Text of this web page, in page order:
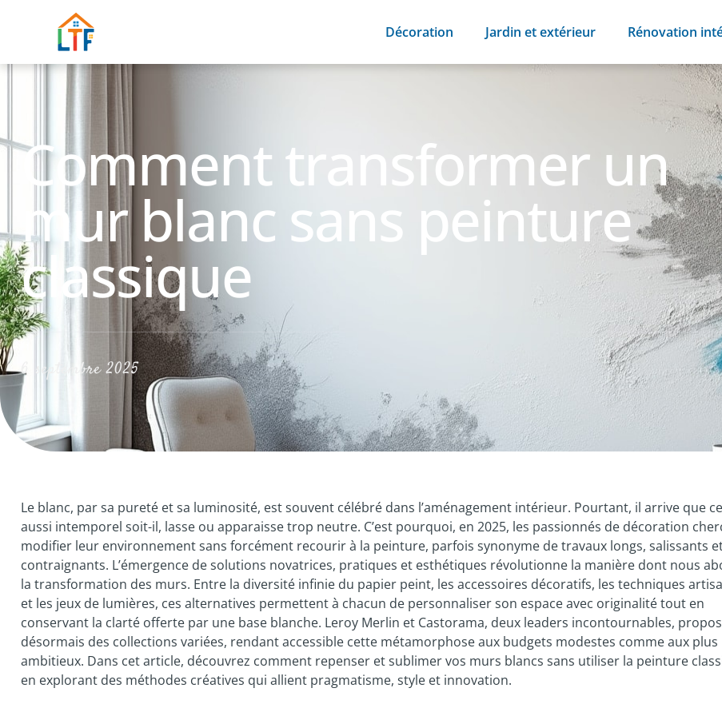
Décoration Jardin et extérieur Rénovation
Comment transformer un
mur blanc sans peinture
classique
6 septembre 2025
Le blanc, par sa pureté et sa luminosité, est souvent célébré dans l’aménagement intérieur. Pourtant, il arrive que
aussi intemporel soit-il, lasse ou apparaisse trop neutre. C’est pourquoi, en 2025, les passionnés de décoration
modifier leur environnement sans forcément recourir à la peinture, parfois synonyme de travaux longs, salissants
contraignants. L’émergence de solutions novatrices, pratiques et esthétiques révolutionne la manière dont nous
la transformation des murs. Entre la diversité infinie du papier peint, les accessoires décoratifs, les techniques
et les jeux de lumières, ces alternatives permettent à chacun de personnaliser son espace avec originalité tout en
conservant la clarté offerte par une base blanche. Leroy Merlin et Castorama, deux leaders incontournables,
désormais des collections variées, rendant accessible cette métamorphose aux budgets modestes comme aux plus
ambitieux. Dans cet article, découvrez comment repenser et sublimer vos murs blancs sans utiliser la peinture
en explorant des méthodes créatives qui allient pragmatisme, style et innovation.